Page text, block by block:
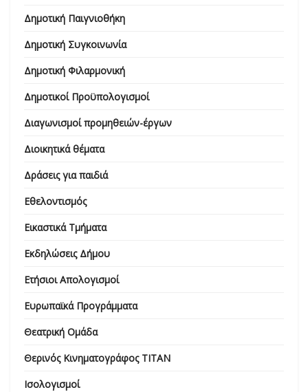
Δημοτική Παιγνιοθήκη
Δημοτική Συγκοινωνία
Δημοτική Φιλαρμονική
Δημοτικοί Προϋπολογισμοί
Διαγωνισμοί προμηθειών-έργων
Διοικητικά θέματα
Δράσεις για παιδιά
Εθελοντισμός
Εικαστικά Τμήματα
Εκδηλώσεις Δήμου
Ετήσιοι Απολογισμοί
Ευρωπαϊκά Προγράμματα
Θεατρική Ομάδα
Θερινός Κινηματογράφος ΤΙΤΑΝ
Ισολογισμοί